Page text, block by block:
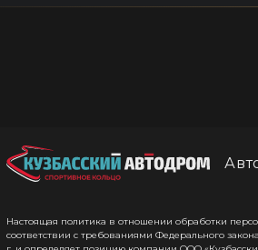
Настоящая политика в отношении обработки
соответствии с требованиями Федерального